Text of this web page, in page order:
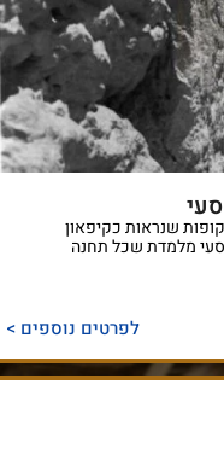
שנראות כקיפאון
מלמדת שכל תחנה
לפרטים נוספים >